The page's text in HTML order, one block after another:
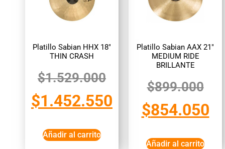
Platillo Sabian HHX 18″
THIN CRASH
$1.529.000
$1.452.550
Añadir al carrito
Platillo Sabian AAX 21″
MEDIUM RIDE
BRILLANTE
$899.000
$854.050
Añadir al carrito